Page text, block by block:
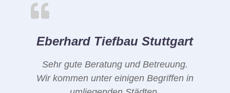
Eberhard Tiefbau Stuttgart
Sehr gute Beratung und Betreuung.
Wir kommen unter einigen Begriffen in